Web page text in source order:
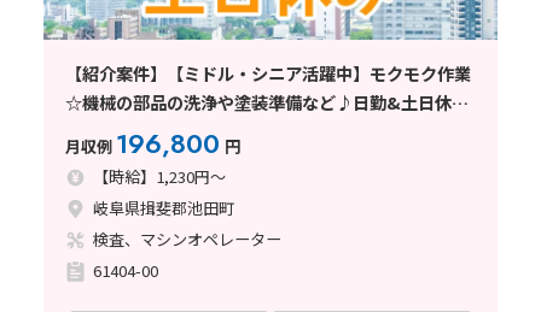
【紹介案件】【ミドル・シニア活躍中】モクモク作業
☆機械の部品の洗浄や塗装準備など♪日勤&土日休
月収例 196,800 円
【時給】1,230円～
岐阜県揖斐郡池田町
検査、マシンオペレーター
61404-00